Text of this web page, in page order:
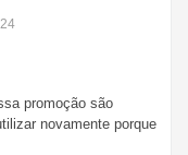
promoção são
novamente porque